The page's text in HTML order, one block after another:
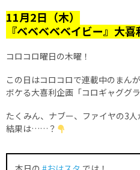
11月2日（木）
『ベベベベベイビー』大喜
コロコロ曜日の木曜！
この日はコロコロで連載中のまん
ボケる大喜利企画「コロギャググ
たくみん、ナブー、ファイヤの3
結果は……？